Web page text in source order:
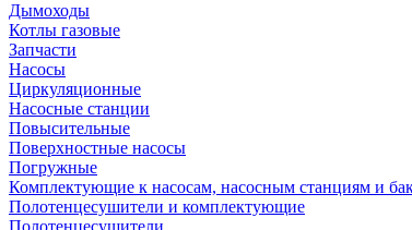
Дымоходы
Котлы газовые
Запчасти
Насосы
Циркуляционные
Насосные станции
Повысительные
Поверхностные насосы
Погружные
Комплектующие к насосам, насосным станциям и
Полотенцесушители и комплектующие
Полотенцесушители